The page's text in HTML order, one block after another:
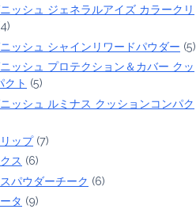
ッシュ ジェネラルアイズ カラークリ
ッシュ シャインリワードパウダー (5)
ッシュ プロテクション＆カバー クッ
クト (5)
ッシュ ルミナス クッションコンパク
ップ(7)
ス (6)
パウダーチーク (6)
タ (9)